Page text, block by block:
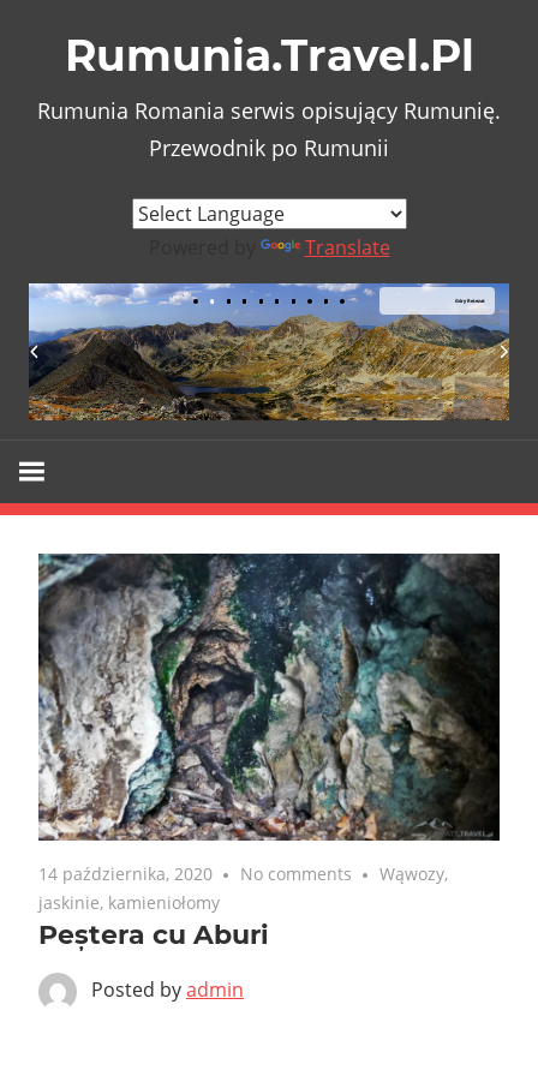
Rumunia.Travel.Pl
Rumunia Romania serwis opisujący Rumunię.
Przewodnik po Rumunii
Translate
Góry Retezat
14 października, 2020 No comments
Wąwozy,
jaskinie, kamieniołomy
Peștera cu Aburi
Posted byadmin